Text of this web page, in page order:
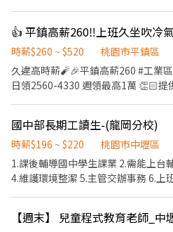
友： https://lin.ee/JefzYJo
08:00~17:30(可彈性加班2h) 中班 14:30~12:00 🌛夜班
20:00~05:30(可彈性加班2h) 薪資
包裝、測試、操作機台 ☝️用餐方式:免費
住宿 #免費供餐 #蘆竹 #南崁 #大園 #免費交通車 #日領全薪 #高額週
時薪$260 ~ $520
桃園市平鎮區
久違高時薪🧨🎉平鎮高薪260 #工業區
日領2560-4330 週領最高1萬 👏🏻提
業十路 『班別自己選』選完就固定囉~~ ①《週休二日》 〃日班
08:00~17:15 $220/h 〃夜班 22:00~07:15 $250/h ②《做二休二》
〃日班07:00~19:00 $230/h 〃夜班19:00~07:00 $260/h 暫時滿額 ❌
無提供暑期打工❌無提供暑期打工
https://lin.ee/CcskdiH
國中部長期工讀生-(龍岡分校)
時薪$196 ~ $220
桃園市中壢區
1.課後輔導國中學生課業 2.需能上台
4.維護環境整潔 5.主管交辦事務 6.上
【週末】 兒童程式教育老師_中